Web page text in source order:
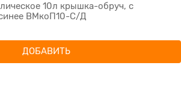
10л крышка-обруч, с
ВМкоП10-С/Д
ДОБАВИТЬ